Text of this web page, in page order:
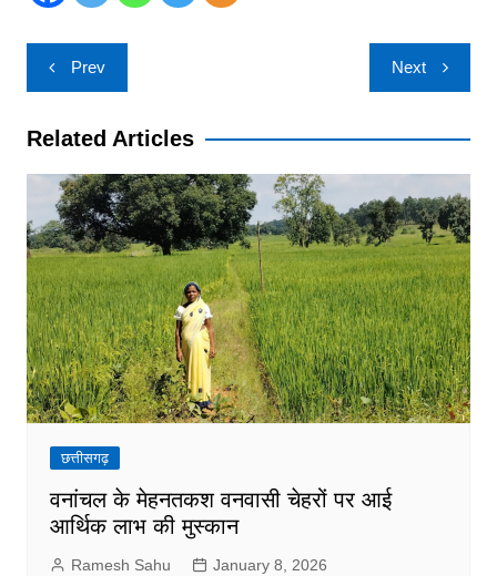
Post
navigation
Prev Next
Related Articles
छत्तीसगढ़
वनांचल के मेहनतकश वनवासी चेहरों पर आई
आर्थिक लाभ की मुस्कान
Ramesh Sahu January 8, 2026